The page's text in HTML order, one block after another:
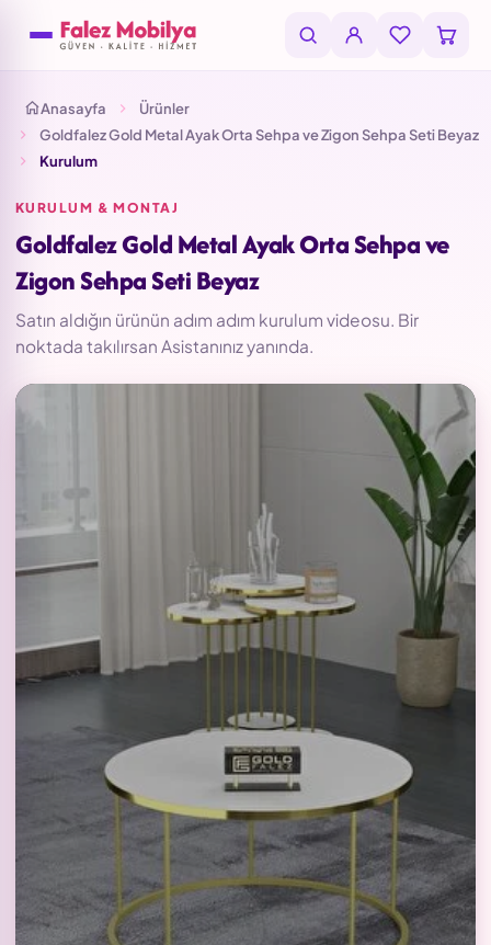
Anasayfa
Ürünler
Goldfalez Gold Metal Ayak Orta Sehpa ve Zigon Sehpa Seti Beyaz
Kurulum
KURULUM & MONTAJ
Goldfalez Gold Metal Ayak Orta Sehpa ve
Zigon Sehpa Seti Beyaz
Satın aldığın ürünün adım adım kurulum videosu. Bir
noktada takılırsan Asistanınız yanında.